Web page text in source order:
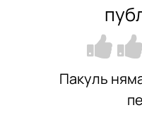
Пакуль